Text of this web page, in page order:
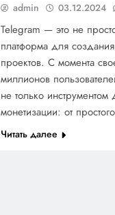
admin 03.12.2024
Telegram — это не
платформа для
проектов. С момента
миллионов
не только
монетизации: от
Читать далее